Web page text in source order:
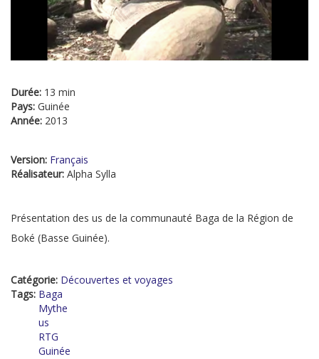
Durée: 13 min
Pays: Guinée
Année: 2013
Version: Français
Réalisateur: Alpha Sylla
Présentation des us de la communauté Baga de la Région de
Boké (Basse Guinée).
Catégorie: Découvertes et voyages
Tags: Baga
Mythe
us
RTG
Guinée